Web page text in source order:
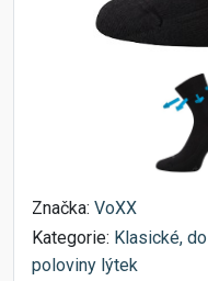
Značka: VoXX
Kategorie: Klasické, do
poloviny lýtek